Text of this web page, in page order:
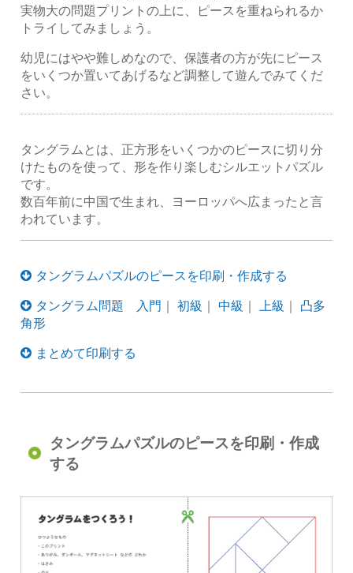
実物大の問題プリントの上に、ピースを重ねられるか
トライしてみましょう。
幼児にはやや難しめなので、保護者の方が先にピース
をいくつか置いてあげるなど調整して遊んでみてくだ
さい。
タングラムとは、正方形をいくつかのピースに切り分
けたものを使って、形を作り楽しむシルエットパズル
です。
数百年前に中国で生まれ、ヨーロッパへ広まったと言
われています。
タングラムパズルのピースを印刷・作成する
タングラム問題 入門 ｜初級 ｜中級 ｜ 上級 ｜ 凸多
角形
まとめて印刷する
タングラムパズルのピースを印刷・作成
する